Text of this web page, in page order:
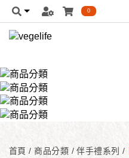
0
首頁/ 商品分類 /伴手禮系列/